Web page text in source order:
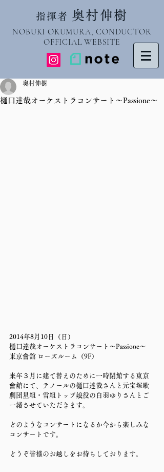
指揮者 奥村伸樹
NOBUKI OKUMURA, CONDUCTOR
OFFICIAL WEBSITE
樋口達哉オーケストラコンサート～Passione～
奥村伸樹
2014年8月10日（日）
樋口達哉オーケストラコンサート～Passione～
東京會舘 ローズルーム（9F）
来年３月に建て替えのために一時閉館する東京
會舘にて、テノールの樋口達哉さんと元宝塚歌
劇団星組・雪組トップ娘役の白羽ゆりさんとご
一緒させていただきます。
どのようなコンサートになるか今から楽しみな
コンサートです。
どうぞ皆様のお越しをお待ちしております。